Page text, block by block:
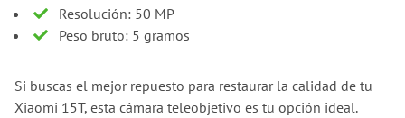
Resolución: 50 MP
Peso bruto: 5 gramos
Si buscas el mejor repuesto para restaurar la calidad de tu
Xiaomi 15T, esta cámara teleobjetivo es tu opción ideal.